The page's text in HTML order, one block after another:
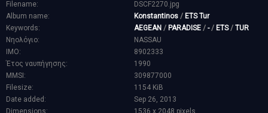
Filename:
DSCF2270.jpg
Album name:
Konstantinos / ETS Tur
Keywords:
AEGEAN / PARADISE / -/ ETS/ TUR
Νηολόγιο:
NASSAU
IMO:
8902333
Έτος ναυπήγησης:
1990
MMSI:
309877000
Filesize:
1154 KiB
Date added:
Sep 26, 2013